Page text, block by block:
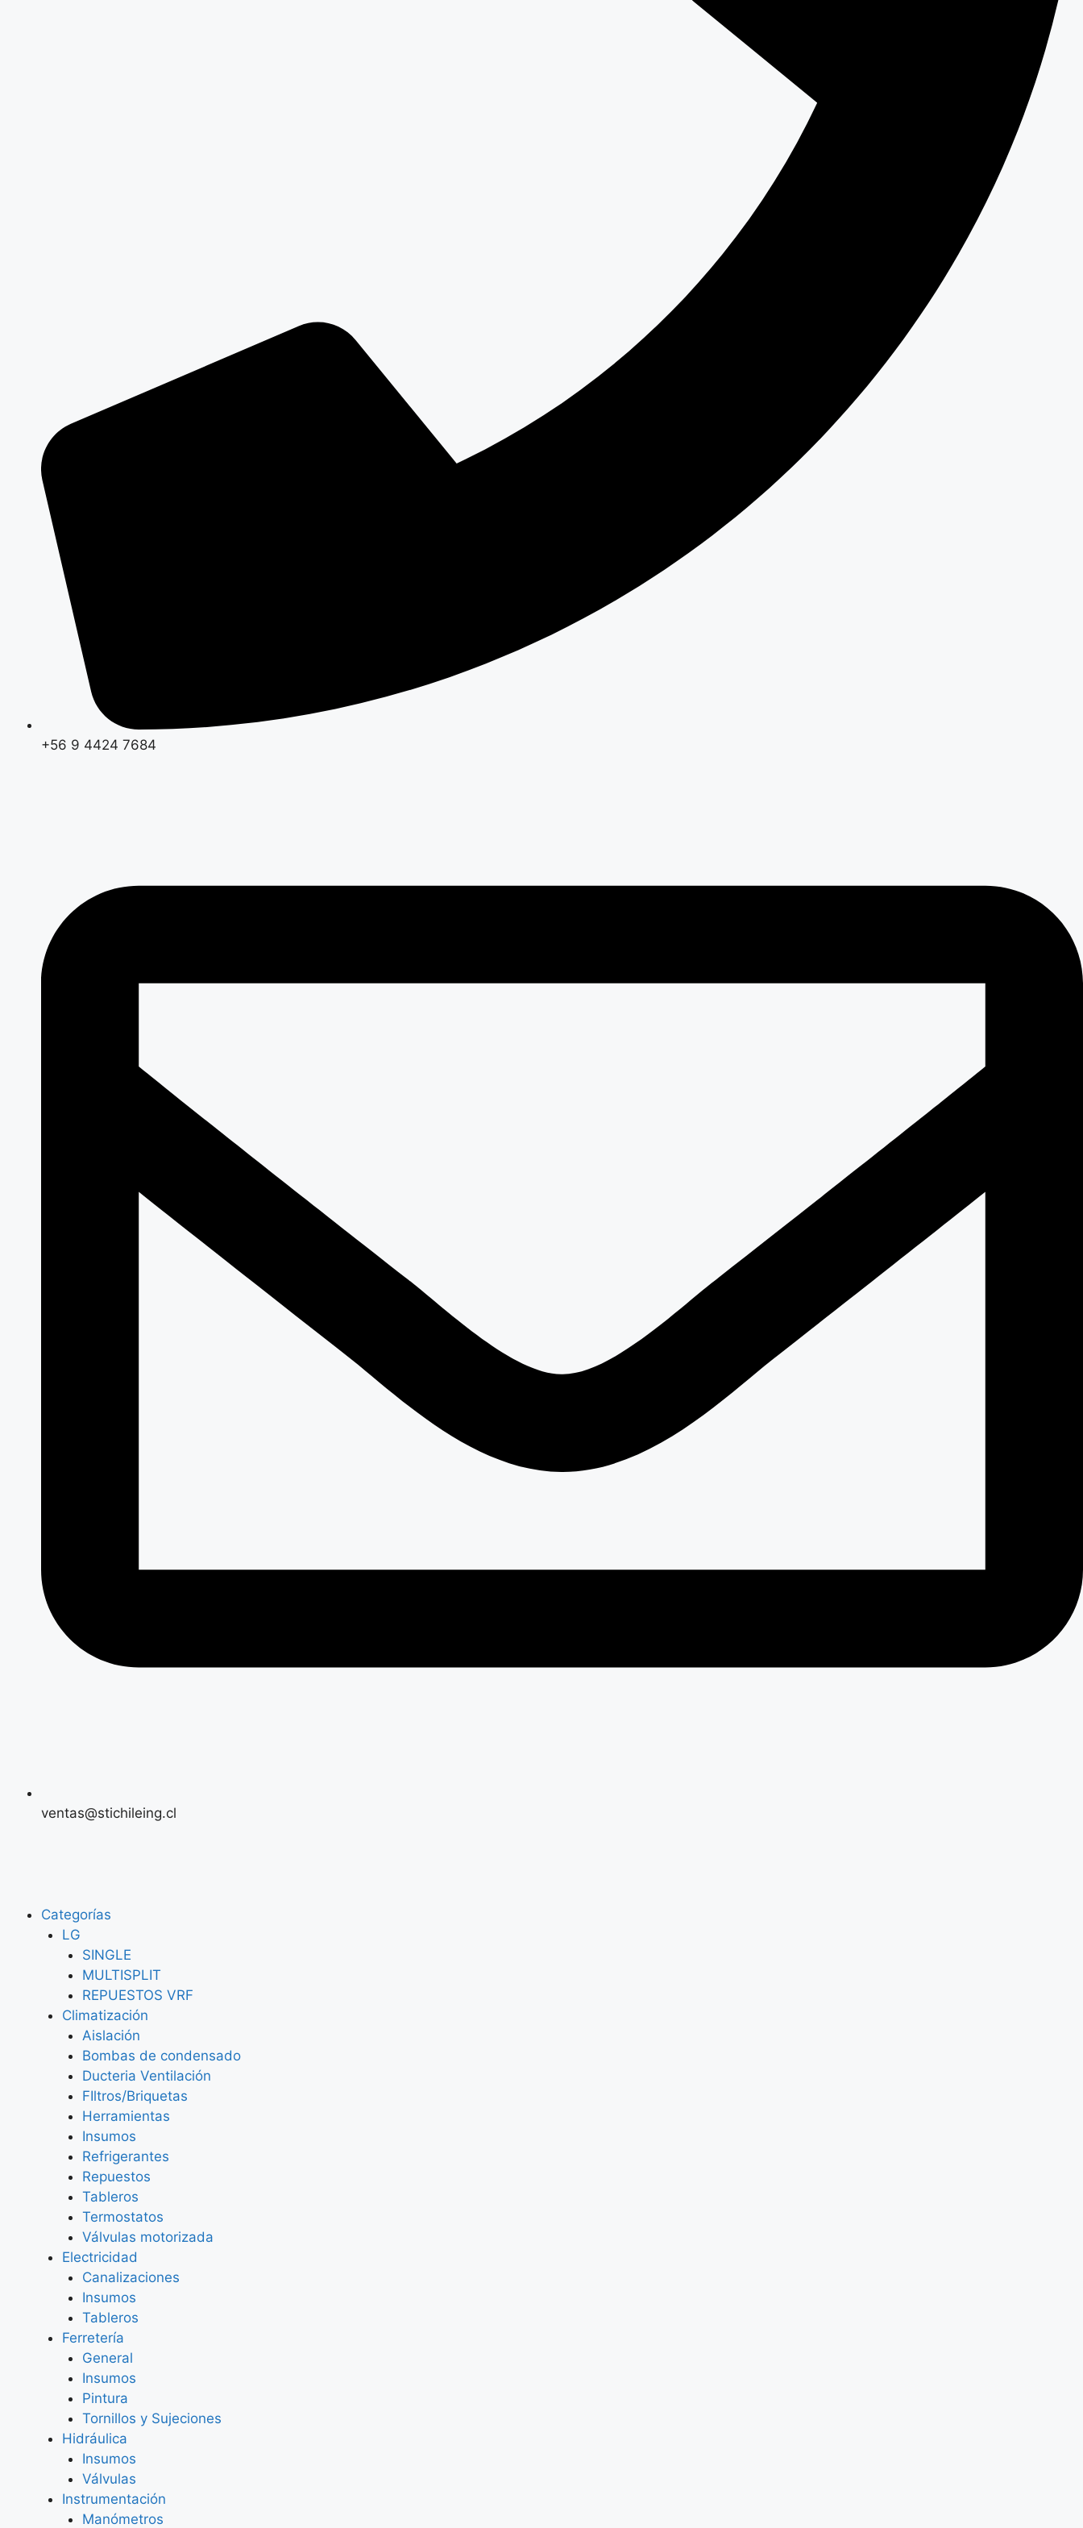
+56 9 4424 7684
ventas@stichileing.cl
Categorías
LG
SINGLE
MULTISPLIT
REPUESTOS VRF
Climatización
Aislación
Bombas de condensado
Ducteria Ventilación
FIltros/Briquetas
Herramientas
Insumos
Refrigerantes
Repuestos
Tableros
Termostatos
Válvulas motorizada
Electricidad
Canalizaciones
Insumos
Tableros
Ferretería
General
Insumos
Pintura
Tornillos y Sujeciones
Hidráulica
Insumos
Válvulas
Instrumentación
Manómetros